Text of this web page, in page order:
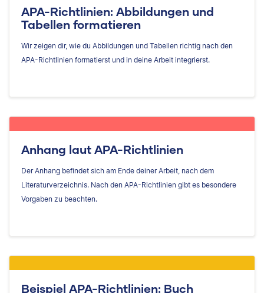
APA-Richtlinien: Abbildungen und
Tabellen formatieren
Wir zeigen dir, wie du Abbildungen und Tabellen richtig nach den
APA-Richtlinien formatierst und in deine Arbeit integrierst.
Anhang laut APA-Richtlinien
Der Anhang befindet sich am Ende deiner Arbeit, nach dem
Literaturverzeichnis. Nach den APA-Richtlinien gibt es besondere
Vorgaben zu beachten.
Beispiel APA-Richtlinien: Buch